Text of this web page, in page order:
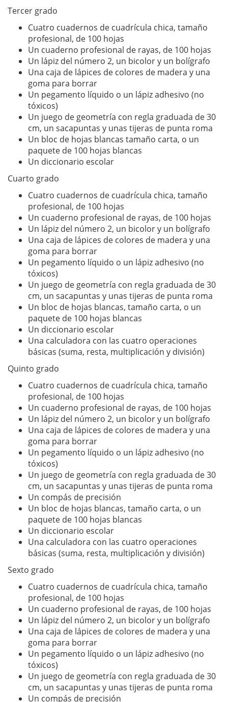
Tercer grado
Cuatro cuadernos de cuadrícula chica, tamaño
profesional, de 100 hojas
Un cuaderno profesional de rayas, de 100 hojas
Un lápiz del número 2, un bicolor y un bolígrafo
Una caja de lápices de colores de madera y una
goma para borrar
Un pegamento líquido o un lápiz adhesivo (no
tóxicos)
Un juego de geometría con regla graduada de 30
cm, un sacapuntas y unas tijeras de punta roma
Un bloc de hojas blancas tamaño carta, o un
paquete de 100 hojas blancas
Un diccionario escolar
Cuarto grado
Cuatro cuadernos de cuadrícula chica, tamaño
profesional, de 100 hojas
Un cuaderno profesional de rayas, de 100 hojas
Un lápiz del número 2, un bicolor y un bolígrafo
Una caja de lápices de colores de madera y una
goma para borrar
Un pegamento líquido o un lápiz adhesivo (no
tóxicos)
Un juego de geometría con regla graduada de 30
cm, un sacapuntas y unas tijeras de punta roma
Un bloc de hojas blancas, tamaño carta, o un
paquete de 100 hojas blancas
Un diccionario escolar
Una calculadora con las cuatro operaciones
básicas (suma, resta, multiplicación y división)
Quinto grado
Cuatro cuadernos de cuadrícula chica, tamaño
profesional, de 100 hojas
Un cuaderno profesional de rayas, de 100 hojas
Un lápiz del número 2, un bicolor y un bolígrafo
Una caja de lápices de colores de madera y una
goma para borrar
Un pegamento líquido o un lápiz adhesivo (no
tóxicos)
Un juego de geometría con regla graduada de 30
cm, un sacapuntas y unas tijeras de punta roma
Un compás de precisión
Un bloc de hojas blancas, tamaño carta, o un
paquete de 100 hojas blancas
Un diccionario escolar
Una calculadora con las cuatro operaciones
básicas (suma, resta, multiplicación y división)
Sexto grado
Cuatro cuadernos de cuadrícula chica, tamaño
profesional, de 100 hojas
Un cuaderno profesional de rayas, de 100 hojas
Un lápiz del número 2, un bicolor y un bolígrafo
Una caja de lápices de colores de madera y una
goma para borrar
Un pegamento líquido o un lápiz adhesivo (no
tóxicos)
Un juego de geometría con regla graduada de 30
cm, un sacapuntas y unas tijeras de punta roma
Un compás de precisión